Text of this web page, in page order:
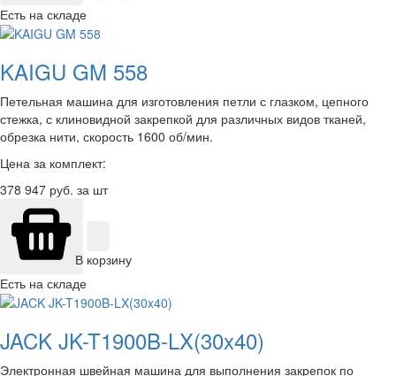
Есть на складе
KAIGU GM 558
Петельная машина для изготовления петли с глазком, цепного
стежка, с клиновидной закрепкой для различных видов тканей,
обрезка нити, скорость 1600 об/мин.
Цена за комплект:
378 947 руб. за шт
В корзину
Есть на складе
JACK JK-T1900B-LX(30x40)
Электронная швейная машина для выполнения закрепок по